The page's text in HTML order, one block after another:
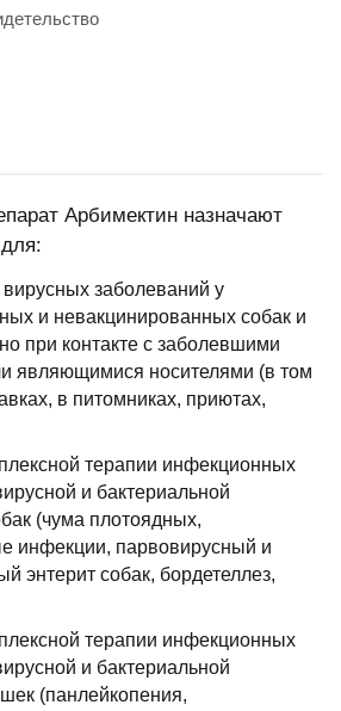
Арбимектин назначают
заболеваний у
и невакцинированных собак и
при контакте с заболевшими
являющимися носителями (в том
в питомниках, приютах,
терапии инфекционных
и бактериальной
(чума плотоядных,
инфекции, парвовирусный и
энтерит собак, бордетеллез,
терапии инфекционных
и бактериальной
(панлейкопения,